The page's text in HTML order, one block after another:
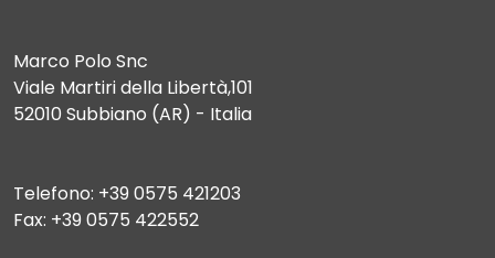
Marco Polo Snc
Viale Martiri della Libertà,101
52010 Subbiano (AR) - Italia
Telefono: +39 0575 421203
Fax: +39 0575 422552